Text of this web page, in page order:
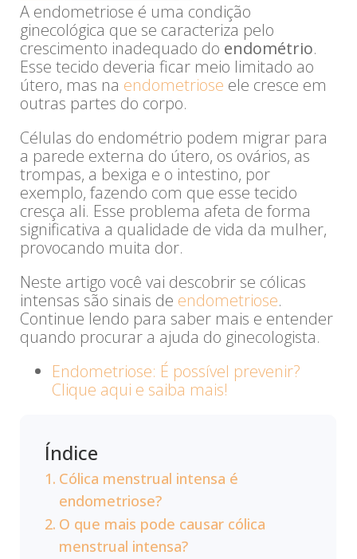
A endometriose é uma condição
ginecológica que se caracteriza pelo
crescimento inadequado do endométrio.
Esse tecido deveria ficar meio limitado ao
útero, mas na endometriose ele cresce em
outras partes do corpo.
Células do endométrio podem migrar para
a parede externa do útero, os ovários, as
trompas, a bexiga e o intestino, por
exemplo, fazendo com que esse tecido
cresça ali. Esse problema afeta de forma
significativa a qualidade de vida da mulher,
provocando muita dor.
Neste artigo você vai descobrir se cólicas
intensas são sinais de endometriose.
Continue lendo para saber mais e entender
quando procurar a ajuda do ginecologista.
Endometriose: É possível prevenir?
Clique aqui e saiba mais!
Índice
Cólica menstrual intensa é
endometriose?
O que mais pode causar cólica
menstrual intensa?